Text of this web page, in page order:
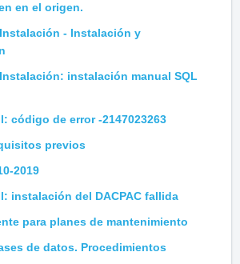
en el origen.
- Instalación y
instalación manual SQL
código de error -2147023263
previos
2019
instalación del DACPAC fallida
para planes de mantenimiento
de datos. Procedimientos